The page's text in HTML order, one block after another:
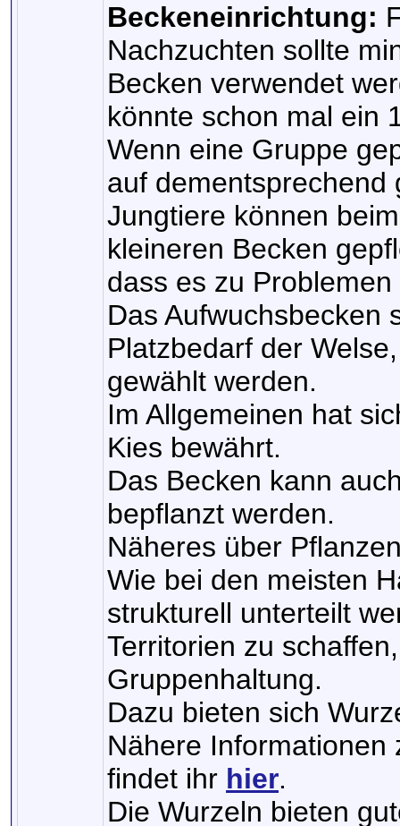
Beckeneinrichtung:
Nachzuchten sollte
Becken verwendet
könnte schon mal ein
Wenn eine Gruppe
auf
Jungtiere können
kleineren Becken
dass es zu
Das Aufwuchsbecken
Platzbedarf der
gewählt werden.
Im Allgemeinen hat
Kies bewährt.
Das Becken kann
bepflanzt werden.
Näheres über
Wie bei den meisten
strukturell unterteilt
Territorien zu
Gruppenhaltung.
Dazu bieten sich
Nähere Informationen
findet ihr hier.
Die Wurzeln bieten